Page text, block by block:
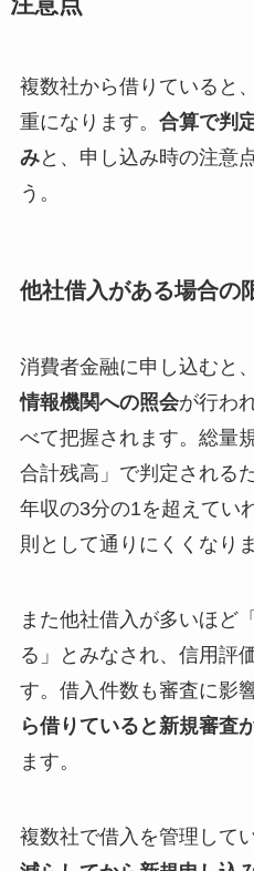
複数社から借りていると
重になります。 合算で判
みと、申し込み時の注意
う。
他社借入がある場合の
消費者金融に申し込むと
情報機関への照会が行わ
べて把握されます。総量
合計残高」で判定される
年収の3分の1を超えてい
則として通りにくくなりま
また他社借入が多いほど
る」とみなされ、信用評
す。借入件数も審査に影
ら借りていると新規審査
ます。
複数社で借入を管理して